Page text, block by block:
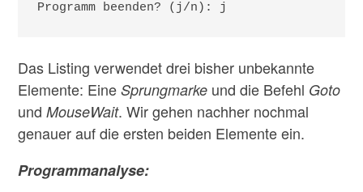
Programm beenden? (j/n): j
Das Listing verwendet drei bisher unbekannte
Elemente: EineSprungmarke und die Befehl Goto
undMouseWait. Wir gehen nachher nochmal
genauer auf die ersten beiden Elemente ein.
Programmanalyse: